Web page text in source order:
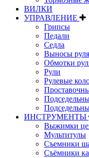
ВИЛКИ
УПРАВЛЕНИЕ
Грипсы
Педали
Седла
Выносы руля
Обмотки
Рули
Рулевые
ИНСТРУМЕНТЫ
Выжимки
Мультитулы
Съемники
Съёмники